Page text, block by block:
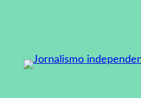
conteúdo